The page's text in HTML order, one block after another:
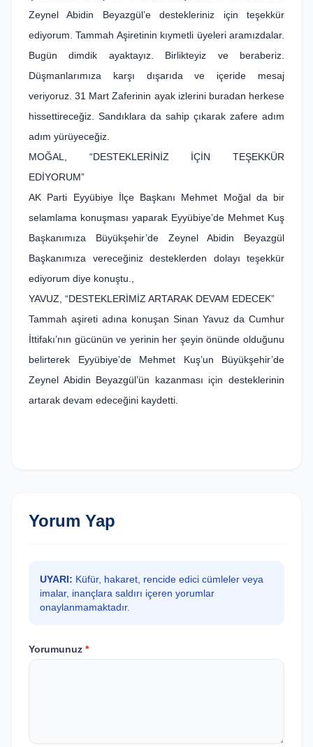
Zeynel Abidin Beyazgül’e destekleriniz için teşekkür
ediyorum. Tammah Aşiretinin kıymetli üyeleri aramızdalar.
Bugün dimdik ayaktayız. Birlikteyiz ve beraberiz.
Düşmanlarımıza karşı dışarıda ve içeride mesaj
veriyoruz. 31 Mart Zaferinin ayak izlerini buradan herkese
hissettireceğiz. Sandıklara da sahip çıkarak zafere adım
adım yürüyeceğiz.
MOĞAL, “DESTEKLERİNİZ İÇİN TEŞEKKÜR
EDİYORUM”
AK Parti Eyyübiye İlçe Başkanı Mehmet Moğal da bir
selamlama konuşması yaparak Eyyübiye’de Mehmet Kuş
Başkanımıza Büyükşehir’de Zeynel Abidin Beyazgül
Başkanımıza vereceğiniz desteklerden dolayı teşekkür
ediyorum diye konuştu.,
YAVUZ, “DESTEKLERİMİZ ARTARAK DEVAM EDECEK”
Tammah aşireti adına konuşan Sinan Yavuz da Cumhur
İttifakı’nın gücünün ve yerinin her şeyin önünde olduğunu
belirterek Eyyübiye’de Mehmet Kuş’un Büyükşehir’de
Zeynel Abidin Beyazgül’ün kazanması için desteklerinin
artarak devam edeceğini kaydetti.
Yorum Yap
UYARI: Küfür, hakaret, rencide edici cümleler veya
imalar, inançlara saldırı içeren yorumlar
onaylanmamaktadır.
Yorumunuz *